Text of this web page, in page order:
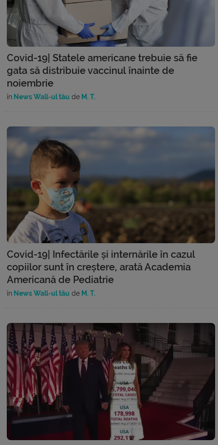
Covid-19| Statele americane trebuie să fie
gata să distribuie vaccinul înainte de
noiembrie
în News Wall-ul tău de M. T.
Covid-19| Infectările și internările în cazul
copiilor sunt în creștere, arată Academia
Americană de Pediatrie
în News Wall-ul tău de M. T.